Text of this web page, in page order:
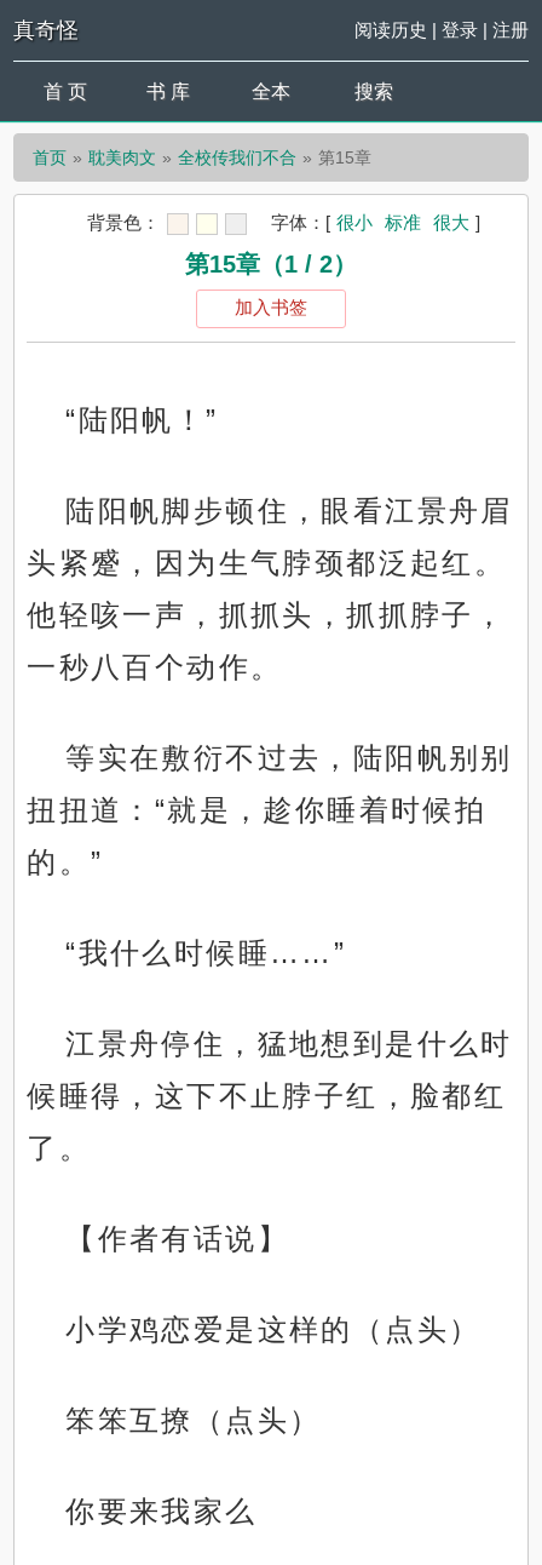
真奇怪 阅读历史 | 登录| 注册
首 页 书 库 全本 搜索
首页 耽美肉文 全校传我们不合 第15章
背景色： 字体： [ 很小 标准 很大 ]
第15章（1 / 2）
加入书签
“陆阳帆！”
陆阳帆脚步顿住，眼看江景舟眉
头紧蹙，因为生气脖颈都泛起红。
他轻咳一声，抓抓头，抓抓脖子，
一秒八百个动作。
等实在敷衍不过去，陆阳帆别别
扭扭道：“就是，趁你睡着时候拍
的。”
“我什么时候睡……”
江景舟停住，猛地想到是什么时
候睡得，这下不止脖子红，脸都红
了。
【作者有话说】
小学鸡恋爱是这样的（点头）
笨笨互撩（点头）
你要来我家么